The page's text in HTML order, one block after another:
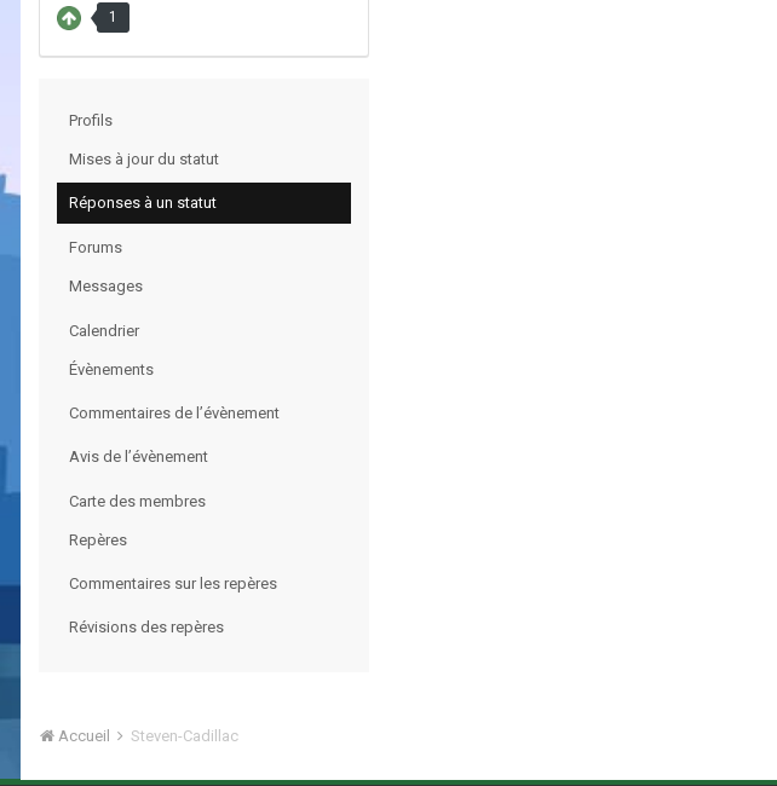
1
Profils
Mises à jour du statut
Réponses à un statut
Forums
Messages
Calendrier
Évènements
Commentaires de l’évènement
Avis de l’évènement
Carte des membres
Repères
Commentaires sur les repères
Révisions des repères
Accueil Steven-Cadillac